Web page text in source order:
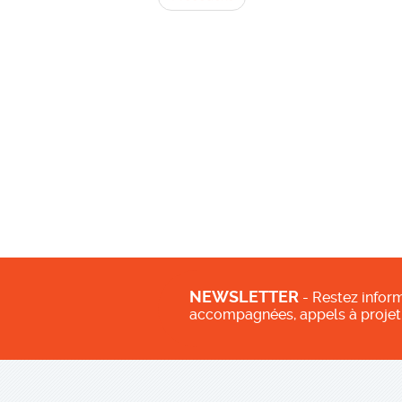
NEWSLETTER - Restez
accompagnées, appels à